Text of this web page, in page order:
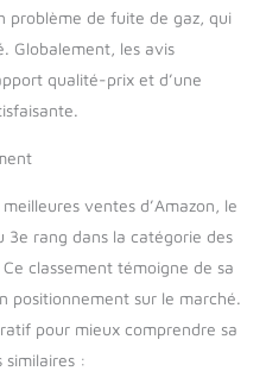
problème de fuite de gaz, qui
Globalement, les avis
qualité-prix et d’une
ventes d’Amazon, le
3e rang dans la catégorie des
classement témoigne de sa
positionnement sur le marché.
pour mieux comprendre sa
similaires :